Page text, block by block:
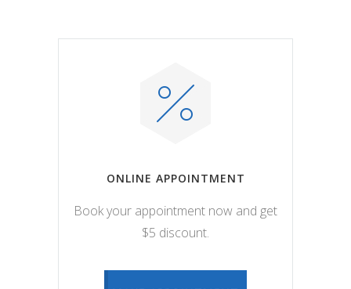
ONLINE APPOINTMENT
Book your appointment now and get
$5 discount.